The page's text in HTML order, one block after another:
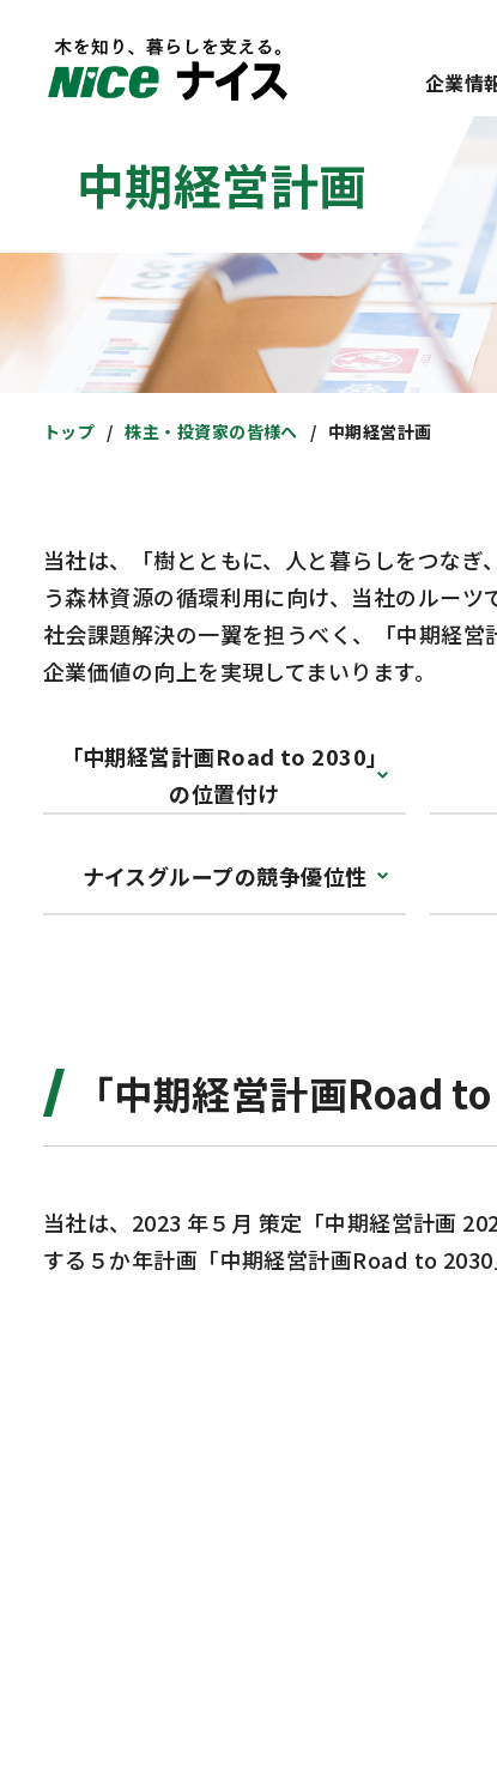
企業情
中期経営計画
トップ 株主・投資家の皆様へ 中期経営計画
当社は、「樹とともに、人と暮らしをつな
う森林資源の循環利用に向け、当社のルー
社会課題解決の一翼を担うべく、「中期経
企業価値の向上を実現してまいります。
「中期経営計画Road to 2030」
の位置付け
ナイスグループの競争優位性
「中期経営計画Road
当社は、2023 年５月 策定「中期経営計画
する５か年計画「中期経営計画Road to